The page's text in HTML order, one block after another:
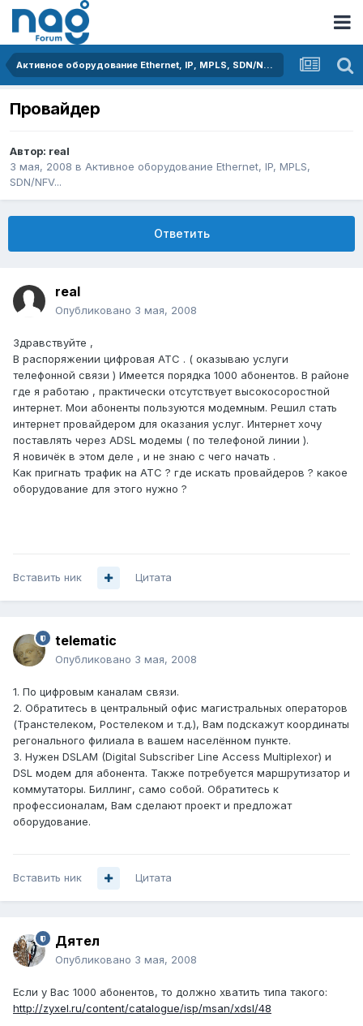
Активное оборудование Ethernet, IP, MPLS, SDN/NFV...
Провайдер
Автор: real
3 мая, 2008 в Активное оборудование Ethernet, IP, MPLS,
SDN/NFV...
Ответить
real
Опубликовано 3 мая, 2008
Здравствуйте ,
В распоряжении цифровая АТС . ( оказываю услуги
телефонной связи ) Имеется порядка 1000 абонентов. В районе
где я работаю , практически отсутствует высокосоростной
интернет. Мои абоненты пользуются модемным. Решил стать
интернет провайдером для оказания услуг. Интернет хочу
поставлять через ADSL модемы ( по телефоной линии ).
Я новичёк в этом деле , и не знаю с чего начать .
Как пригнать трафик на АТС ? где искать провайдеров ? какое
оборудование для этого нужно ?
Вставить ник Цитата
telematic
Опубликовано 3 мая, 2008
1. По цифровым каналам связи.
2. Обратитесь в центральный офис магистральных операторов
(Транстелеком, Ростелеком и т.д.), Вам подскажут координаты
регонального филиала в вашем населённом пункте.
3. Нужен DSLAM (Digital Subscriber Line Access Multiplexor) и
DSL модем для абонента. Также потребуется маршрутизатор и
коммутаторы. Биллинг, само собой. Обратитесь к
профессионалам, Вам сделают проект и предложат
оборудование.
Вставить ник Цитата
Дятел
Опубликовано 3 мая, 2008
Если у Вас 1000 абонентов, то должно хватить типа такого:
http://zyxel.ru/content/catalogue/isp/msan/xdsl/48